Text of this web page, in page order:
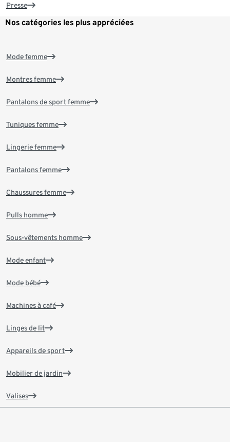
Presse
Nos catégories les plus appréciées
Mode femme
Montres femme
Pantalons de sport femme
Tuniques femme
Lingerie femme
Pantalons femme
Chaussures femme
Pulls homme
Sous-vêtements homme
Mode enfant
Mode bébé
Machines à café
Linges de lit
Appareils de sport
Mobilier de jardin
Valises